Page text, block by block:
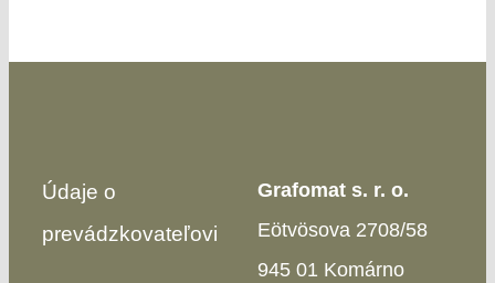
Údaje o
prevádzkovateľovi
Grafomat s. r. o.
Eötvösova 2708/58
945 01 Komárno